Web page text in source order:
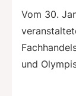
Vom 30.
und